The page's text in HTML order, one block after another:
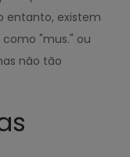
entanto, existem
"mus." ou
não tão